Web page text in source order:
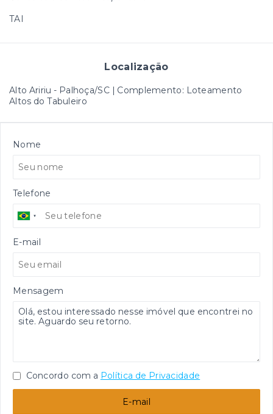
TAI
Localização
Alto Aririu - Palhoça/SC | Complemento: Loteamento
Altos do Tabuleiro
Nome
Telefone
E-mail
Mensagem
Concordo com a Política de Privacidade
E-mail